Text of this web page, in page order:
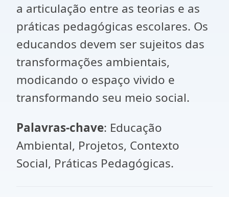
a articulação entre as teorias e as
práticas pedagógicas escolares. Os
educandos devem ser sujeitos das
transformações ambientais,
modicando o espaço vivido e
transformando seu meio social.
Palavras-chave: Educação
Ambiental, Projetos, Contexto
Social, Práticas Pedagógicas.